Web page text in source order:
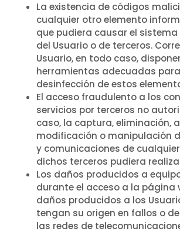
La existencia de códigos
cualquier otro elemento
que pudiera causar el
del Usuario o de terceros.
Usuario, en todo caso,
herramientas adecuadas
desinfección de estos
El acceso fraudulento a los
servicios por terceros no
caso, la captura, eliminación,
modificación o manipulación
y comunicaciones de
dichos terceros pudiera
Los daños producidos a
durante el acceso a la página
daños producidos a los
tengan su origen en fallos o
las redes de